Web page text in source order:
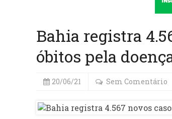
Bahia registra
óbitos pela
20/06/21 Sem Comentário